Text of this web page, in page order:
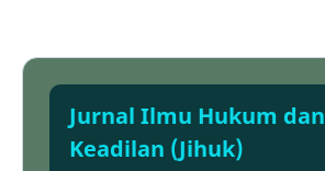
Jurnal Ilmu Hukum dan
Keadilan (Jihuk)